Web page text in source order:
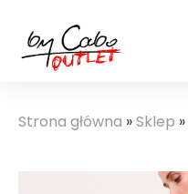
Strona główna »Sklep »